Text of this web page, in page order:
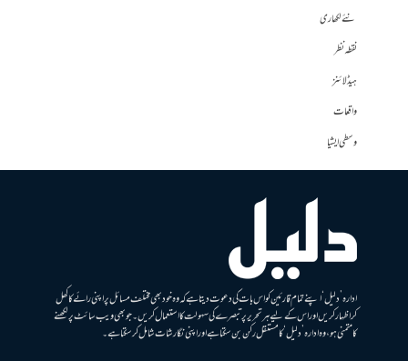
نئے لکھاری
نقطہ نظر
ہیڈلائنز
واقعات
وسطی ایشیا
ادارہ ’دلیل‘ اپنے تمام قارئین کو اس بات کی دعوت دیتا ہے کہ وہ خود بھی مختلف مسائل پر اپنی رائے کا کھل
کر اظہار کریں اور اس کے لیے ہر تحریر پر تبصرے کی سہولت کا استعمال کریں۔ جو بھی ویب سائٹ پر لکھنے
کا متمنی ہو، وہ ادارہ ’دلیل‘ کا مستقل رکن بن سکتا ہے اور اپنی نگارشات شامل کرسکتا ہے۔